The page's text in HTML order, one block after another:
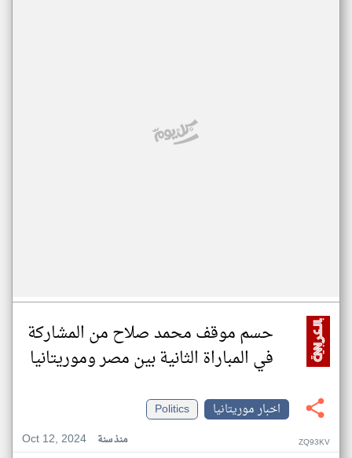
حسم موقف محمد صلاح من المشاركة
في المباراة الثانية بين مصر وموريتانيا
اخبار موريتانيا
Politics
Oct 12, 2024
منذ سنة ZQ93KV